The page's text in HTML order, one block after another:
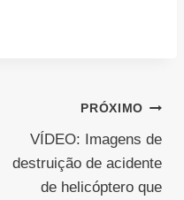
PRÓXIMO
VÍDEO: Imagens de
destruição de acidente
de helicóptero que